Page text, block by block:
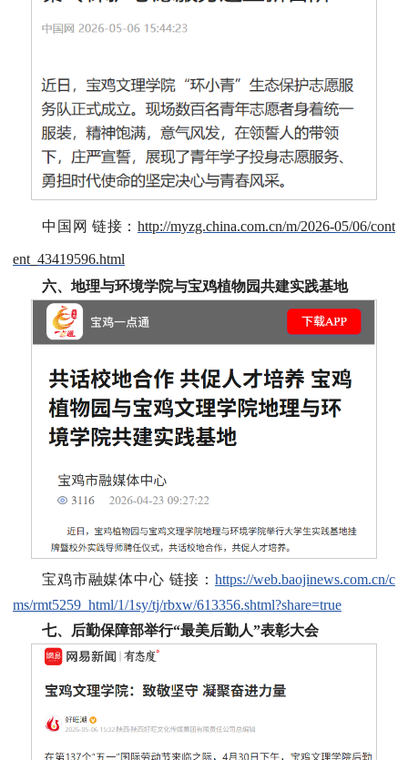
中国网 链接： http://myzg.china.com.cn/m/2026-05/06/cont
ent_43419596.html
六、地理与环境学院与宝鸡植物园共建实践基地
宝鸡市融媒体中心 链接： https://web.baojinews.com.cn/c
ms/rmt5259_html/1/1sy/tj/rbxw/613356.shtml?share=true
七、后勤保障部举行“最美后勤人”表彰大会